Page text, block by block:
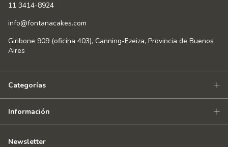
11 3414-8924
info@fontanacakes.com
Giribone 909 (oficina 403), Canning-Ezeiza, Provincia de Buenos
Aires
Categorías
Información
Newsletter